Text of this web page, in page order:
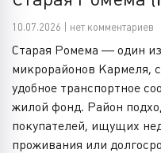
10.07.2026 | нет комментариев
Старая Ромема — один
микрорайонов Кармеля,
удобное транспортное
жилой фонд. Район
покупателей, ищущих
проживания или